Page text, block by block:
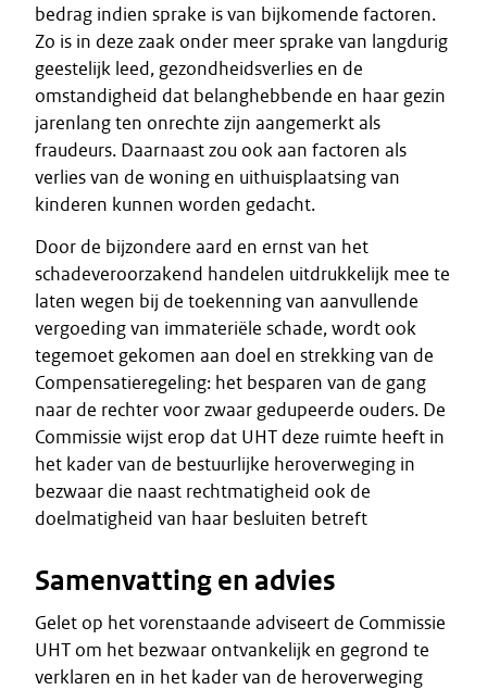
bedrag indien sprake is van bijkomende factoren.
Zo is in deze zaak onder meer sprake van langdurig
geestelijk leed, gezondheidsverlies en de
omstandigheid dat belanghebbende en haar gezin
jarenlang ten onrechte zijn aangemerkt als
fraudeurs. Daarnaast zou ook aan factoren als
verlies van de woning en uithuisplaatsing van
kinderen kunnen worden gedacht.
Door de bijzondere aard en ernst van het
schadeveroorzakend handelen uitdrukkelijk mee te
laten wegen bij de toekenning van aanvullende
vergoeding van immateriële schade, wordt ook
tegemoet gekomen aan doel en strekking van de
Compensatieregeling: het besparen van de gang
naar de rechter voor zwaar gedupeerde ouders. De
Commissie wijst erop dat UHT deze ruimte heeft in
het kader van de bestuurlijke heroverweging in
bezwaar die naast rechtmatigheid ook de
doelmatigheid van haar besluiten betreft
Samenvatting en advies
Gelet op het vorenstaande adviseert de Commissie
UHT om het bezwaar ontvankelijk en gegrond te
verklaren en in het kader van de heroverweging